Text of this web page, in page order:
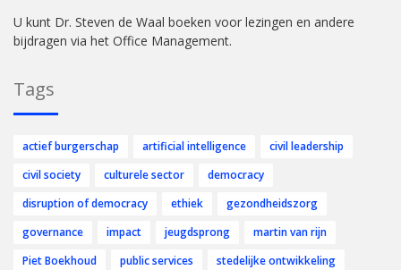
U kunt Dr. Steven de Waal boeken voor lezingen en andere
bijdragen via het Office Management.
Tags
actief burgerschap artificial intelligence
civil leadership
civil society
culturele sector
democracy
disruption of democracy
ethiek
gezondheidszorg
governance
impact jeugdsprong
martin van rijn
Piet Boekhoud
public services
stedelijke ontwikkeling